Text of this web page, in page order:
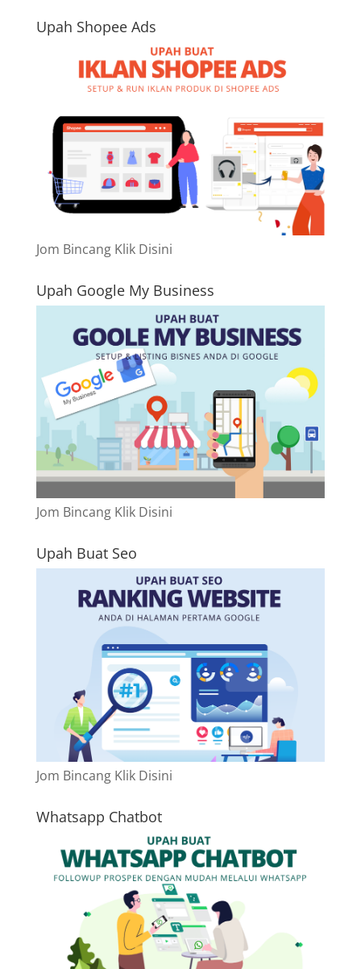
Upah Shopee Ads
Jom Bincang Klik Disini
Upah Google My Business
Jom Bincang Klik Disini
Upah Buat Seo
Jom Bincang Klik Disini
Whatsapp Chatbot